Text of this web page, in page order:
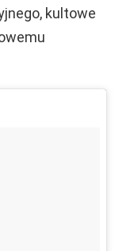
kultowe